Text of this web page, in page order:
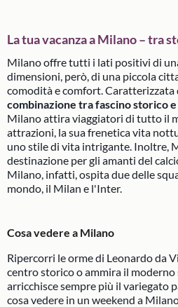
La tua vacanza a Milano – tra
Milano offre tutti i lati positivi di
dimensioni, però, di una piccola
comodità e comfort. Caratterizzata
combinazione tra fascino storico
Milano attira viaggiatori di tutto il
attrazioni, la sua frenetica vita
uno stile di vita intrigante. Inoltre,
destinazione per gli amanti del
Milano, infatti, ospita due delle
mondo, il Milan e l'Inter.
Cosa vedere a Milano
Ripercorri le orme di Leonardo da
centro storico o ammira il moderno
arricchisce sempre più il variegato
cosa vedere in un weekend a